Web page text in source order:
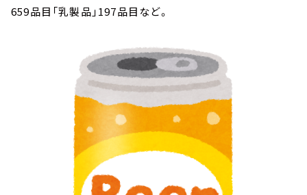
659品目「乳製品」197品目など。